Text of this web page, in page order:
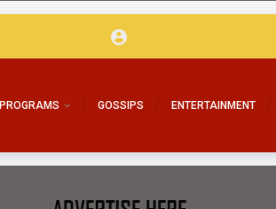
PROGRAMS GOSSIPS ENTERTAINMENT